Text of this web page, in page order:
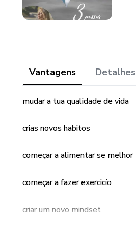
Vantagens Detalhes
mudar a tua qualidade de vida
crias novos habitos
começar a alimentar se melhor
começar a fazer exercicío
criar um novo mindset